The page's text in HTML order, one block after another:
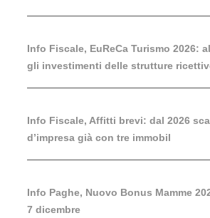
Info Fiscale, EuReCa Turismo 2026:
gli investimenti delle strutture
Info Fiscale, Affitti brevi: dal 2026
d’impresa già con tre immobil
Info Paghe, Nuovo Bonus Mamme
7 dicembre